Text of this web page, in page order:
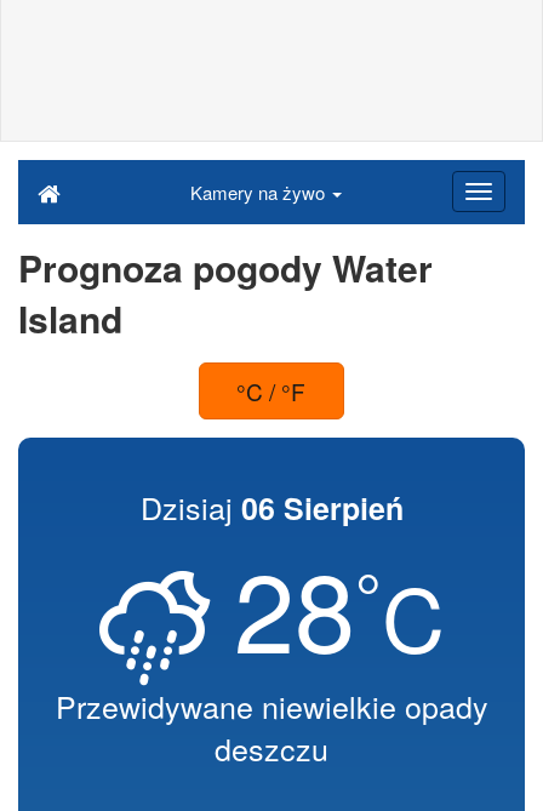
Kamery na żywo
Prognoza pogody Water
Island
°C / °F
Dzisiaj 06 Sierpień
28°C
Przewidywane niewielkie opady
deszczu